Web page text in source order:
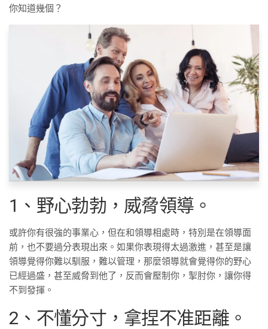
你知道幾個？
1、野心勃勃，威脅領導。
或許你有很強的事業心，但在和領導相處時，特別是在領導面
前，也不要過分表現出來。如果你表現得太過激進，甚至是讓
領導覺得你難以馴服，難以管理，那麼領導就會覺得你的野心
已經過盛，甚至威脅到他了，反而會壓制你，掣肘你，讓你得
不到發揮。
2、不懂分寸，拿捏不准距離。